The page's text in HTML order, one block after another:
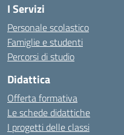
I Servizi
Personale scolastico
Famiglie e studenti
Percorsi di studio
Didattica
Offerta formativa
Le schede didattiche
I progetti delle classi